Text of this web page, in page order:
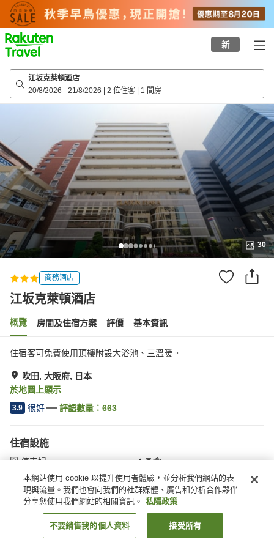
to
top
page
新
江坂克萊頓酒店
20/8/2026 - 21/8/2026 | 2 位住客 | 1 間房
30
商務酒店
江坂克萊頓酒店
概覽 房間及住宿方案 評價 基本資訊
住宿客可免費使用頂樓附設大浴池、三溫暖。
吹田, 大阪府, 日本
於地圖上顯示
3.9 很好 評語數量： 663
住宿設施
停車場
桑拿
水療/美容院
餐廳
主頁 日本 大阪府 吹田 江坂克萊頓酒店
找客房
本網站使用 cookie 以提升使用者體驗，並分析我們網站的表
現與流量。我們也會向我們的社群媒體、廣告和分析合作夥伴
分享您使用我們網站的相關資訊。
私隱政策
不要銷售我的個人資料 接受所有